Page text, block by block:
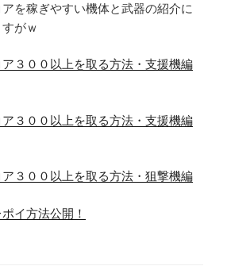
を稼ぎやすい機体と武器の紹介に
がｗ
３００以上を取る方法・支援機編
３００以上を取る方法・支援機編
３００以上を取る方法・狙撃機編
イ方法公開！